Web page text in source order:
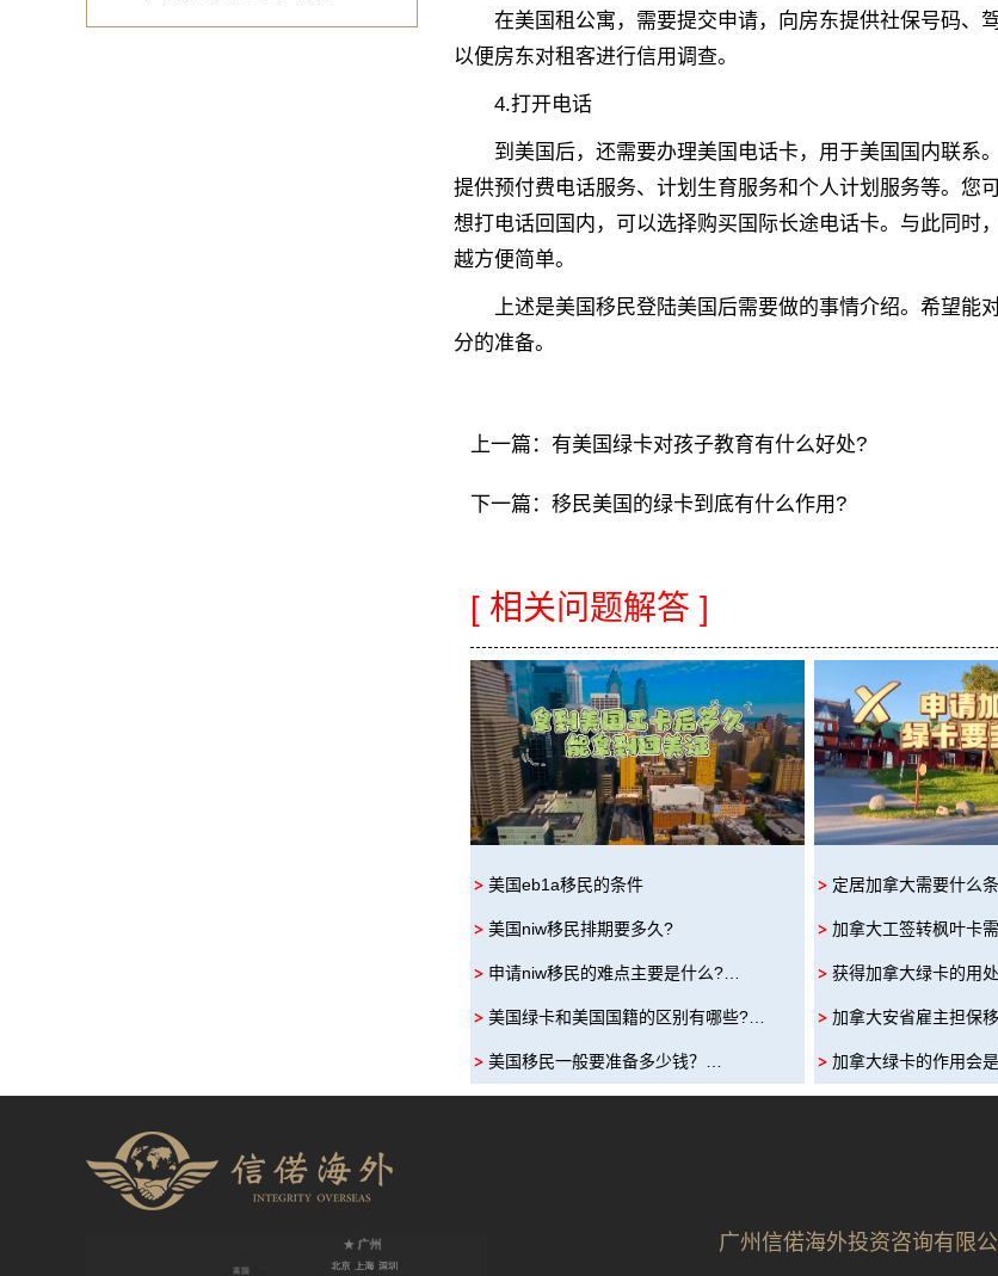
在美国租公寓，需要提交申请，向房东提供社保号码、驾
以便房东对租客进行信用调查。
4.打开电话
到美国后，还需要办理美国电话卡，用于美国国内联系
提供预付费电话服务、计划生育服务和个人计划服务等。您
想打电话回国内，可以选择购买国际长途电话卡。与此同时
越方便简单。
上述是美国移民登陆美国后需要做的事情介绍。希望能
分的准备。
上一篇： 有美国绿卡对孩子教育有什么好处?
下一篇： 移民美国的绿卡到底有什么作用?
[ 相关问题解答 ]
美国eb1a移民的条件
美国niw移民排期要多久?
申请niw移民的难点主要是什么?…
美国绿卡和美国国籍的区别有哪些?…
美国移民一般要准备多少钱？…
定居加拿大需要什么
加拿大工签转枫叶卡
获得加拿大绿卡的用
加拿大安省雇主担保
加拿大绿卡的作用会
广州信偌海外投资咨询有限公